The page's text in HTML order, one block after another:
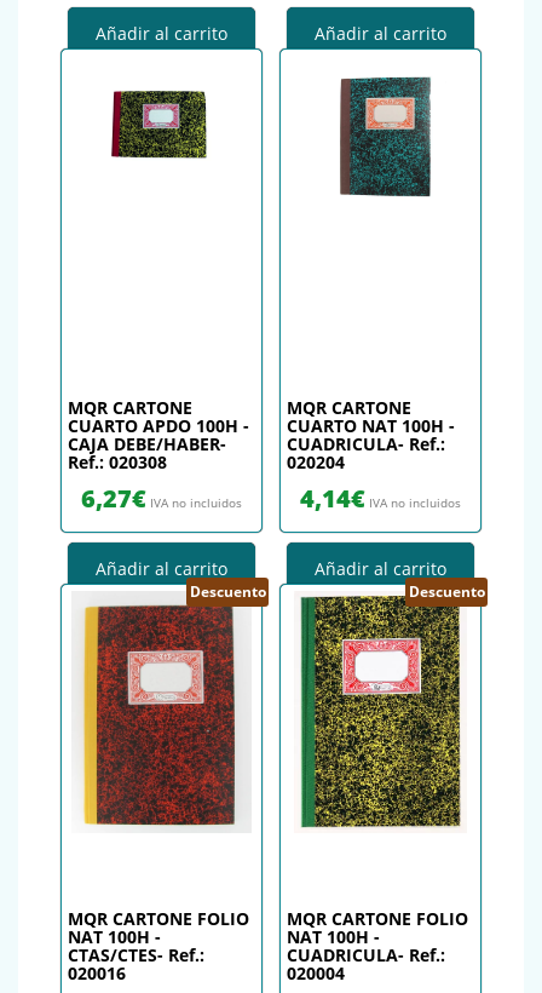
Añadir al carrito Añadir al carrito
MQR CARTONE
CUARTO APDO 100H -
CAJA DEBE/HABER-
Ref.: 020308
6,27€ IVA no incluidos
Añadir al carrito
MQR CARTONE
CUARTO NAT 100H -
CUADRICULA- Ref.:
020204
4,14€ IVA no incluidos
Añadir al carrito
Descuento
MQR CARTONE FOLIO
NAT 100H -
CTAS/CTES- Ref.:
020016
Descuento
MQR CARTONE FOLIO
NAT 100H -
CUADRICULA- Ref.:
020004